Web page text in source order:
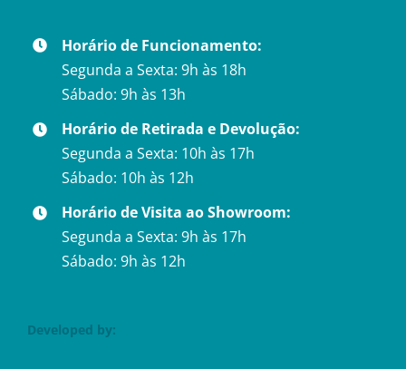
Horário de Funcionamento:
Segunda a Sexta: 9h às 18h
Sábado: 9h às 13h
Horário de Retirada e Devolução:
Segunda a Sexta: 10h às 17h
Sábado: 10h às 12h
Horário de Visita ao Showroom:
Segunda a Sexta: 9h às 17h
Sábado: 9h às 12h
Developed by: